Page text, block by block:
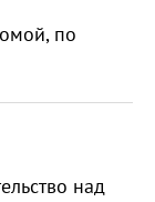
по
над